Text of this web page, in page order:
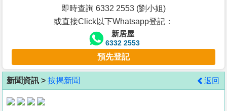
客
地
產
即時查詢 6332 2553 (劉小姐)
或直接Click以下Whatsapp登記：
新居屋
6332 2553
預先登記
新聞資訊 > 按揭新聞 返回